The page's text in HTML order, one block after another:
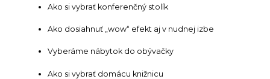
Ako si vybrať konferenčný stolík
Ako dosiahnuť „wow“ efekt aj v nudnej izbe
Vyberáme nábytok do obývačky
Ako si vybrať domácu knižnicu